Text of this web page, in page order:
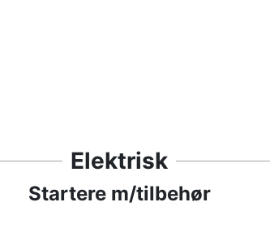
Elektrisk
Startere m/tilbehør